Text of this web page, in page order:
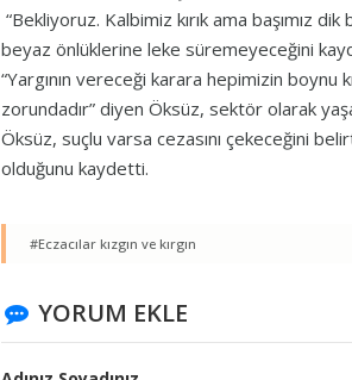
“Bekliyoruz. Kalbimiz kırık ama başımız
beyaz önlüklerine leke süremeyeceğini
“Yargının vereceği karara hepimizin boynu
zorundadır” diyen Öksüz, sektör olarak
Öksüz, suçlu varsa cezasını çekeceğini
olduğunu kaydetti.
#Eczacılar kızgın ve kırgın
YORUM EKLE